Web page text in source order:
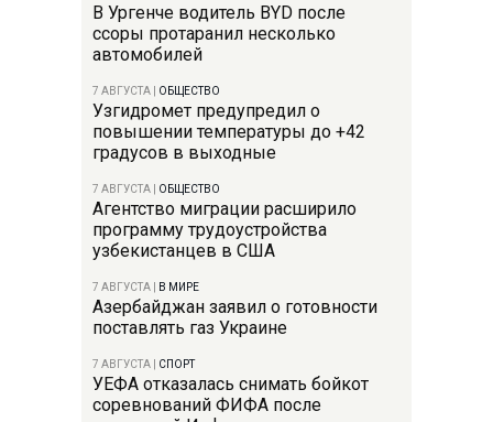
В Ургенче водитель BYD после
ссоры протаранил несколько
автомобилей
7 АВГУСТА ОБЩЕСТВО
Узгидромет предупредил о
повышении температуры до +42
градусов в выходные
7 АВГУСТА ОБЩЕСТВО
Агентство миграции расширило
программу трудоустройства
узбекистанцев в США
7 АВГУСТА В МИРЕ
Азербайджан заявил о готовности
поставлять газ Украине
7 АВГУСТА СПОРТ
УЕФА отказалась снимать бойкот
соревнований ФИФА после